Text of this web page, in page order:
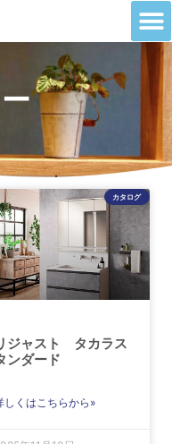
カタログ
ジャスト タカラス
ンダード
しくはこちらから»